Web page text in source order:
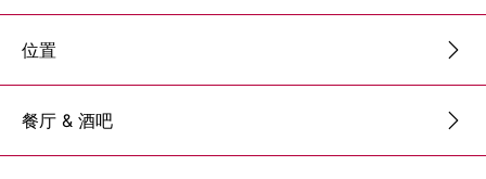
位置
餐厅 & 酒吧